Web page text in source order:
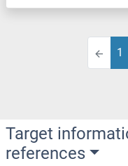
1
Target
references